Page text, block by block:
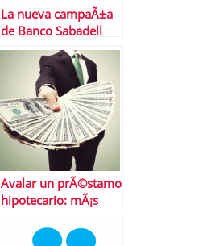
La nueva campaÃ±a
de Banco Sabadell
Avalar un prÃ©stamo
hipotecario: mÃ¡s